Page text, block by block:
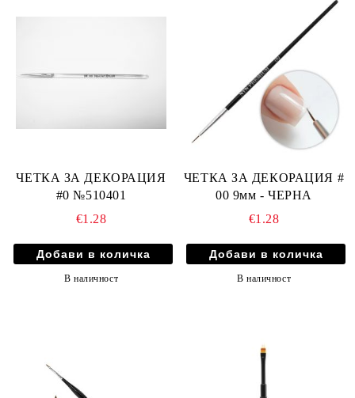
ЧЕТКА ЗА ДЕКОРАЦИЯ
#0 №510401
€1.28
В наличност
ЧЕТКА ЗА ДЕКОРАЦИЯ #
00 9мм - ЧЕРНА
€1.28
В наличност